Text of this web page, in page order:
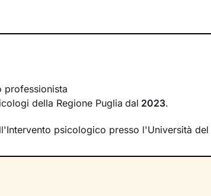
di tutto a indagare quali siano gli elementi
delle tue risorse internee
a non perdere motivazione e
Il tanto desiderato benessere .
professionista
della Regione Puglia dal 2023.
psicologico presso l'Università del